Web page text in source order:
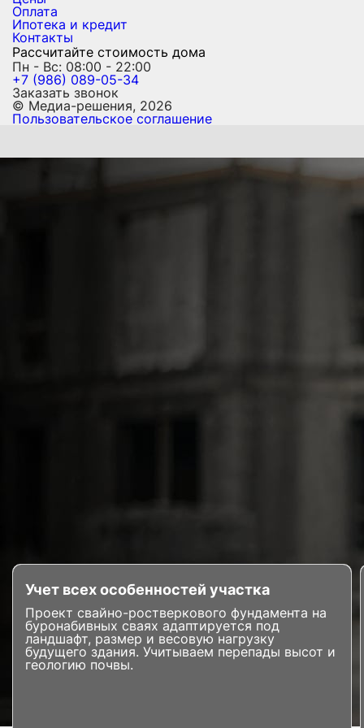
Оплата
Ипотека и кредит
Контакты
Рассчитайте стоимость дома
Пн - Вс: 08:00 - 22:00
+7 (986) 089-05-34
Заказать звонок
© Медиа-решения, 2026
Пользовательское соглашение
Учет всех особенностей участка
Проект свайно-ростверкового фундамента на
буронабивных сваях адаптируется под
ландшафт, размер и весовую нагрузку
будущего здания. Учитываем перепады высот и
геологию почвы.